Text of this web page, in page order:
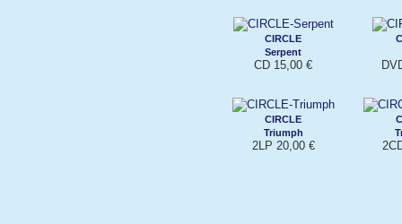
CIRCLE
Serpent
CD 15,00 €
CIRCLE
Triumph
2LP 20,00 €